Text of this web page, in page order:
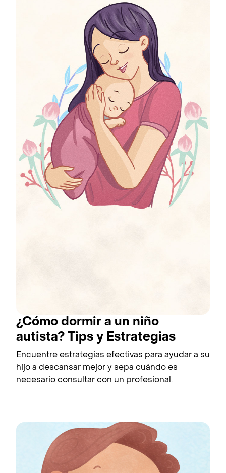
¿Cómo dormir a un niño
autista? Tips y Estrategias
Encuentre estrategias efectivas para ayudar a su
hijo a descansar mejor y sepa cuándo es
necesario consultar con un profesional.